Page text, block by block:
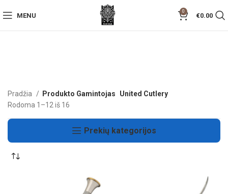
MENU
0
€0.00
Pradžia Produkto Gamintojas
United Cutlery
Rodoma 1–12 iš 16
Prekių kategorijos